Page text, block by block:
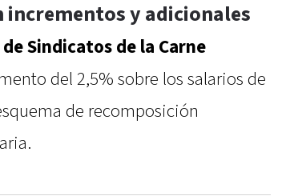
incrementos y adicionales
Sindicatos de la Carne
del 2,5% sobre los salarios de
de recomposición